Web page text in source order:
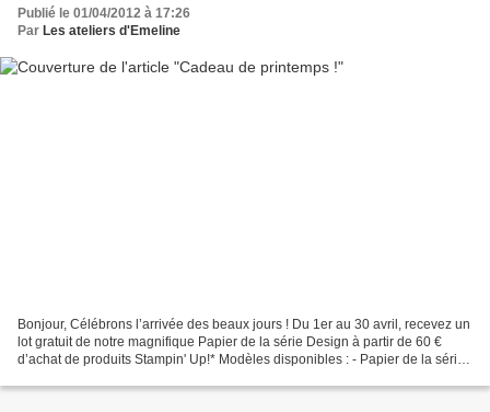
Publié le 01/04/2012 à 17:26
Par Les ateliers d'Emeline
Bonjour, Célébrons l’arrivée des beaux jours ! Du 1er au 30 avril, recevez un
lot gratuit de notre magnifique Papier de la série Design à partir de 60 €
d’achat de produits Stampin' Up!* Modèles disponibles : - Papier de la série